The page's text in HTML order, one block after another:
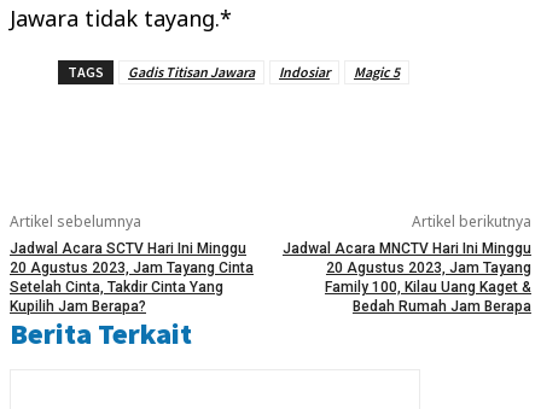
Jawara tidak tayang.*
TAGS Gadis Titisan Jawara Indosiar Magic 5
Artikel sebelumnya
Jadwal Acara SCTV Hari Ini Minggu
20 Agustus 2023, Jam Tayang Cinta
Setelah Cinta, Takdir Cinta Yang
Kupilih Jam Berapa?
Artikel berikutnya
Jadwal Acara MNCTV Hari Ini Minggu
20 Agustus 2023, Jam Tayang
Family 100, Kilau Uang Kaget &
Bedah Rumah Jam Berapa
Berita Terkait